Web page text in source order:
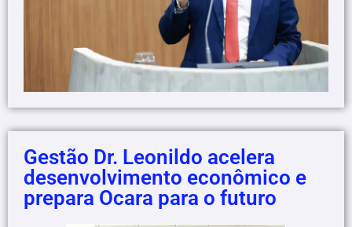
Gestão Dr. Leonildo acelera
desenvolvimento econômico e
prepara Ocara para o futuro